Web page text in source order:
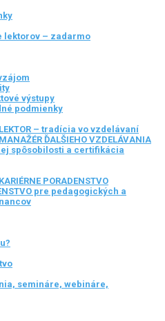
lektorov – zadarmo
výstupy
podmienky
– tradícia vo vzdelávaní
ĎALŠIEHO VZDELÁVANIA
spôsobilosti a certifikácia
PORADENSTVO
pre pedagogických a
semináre, webináre,